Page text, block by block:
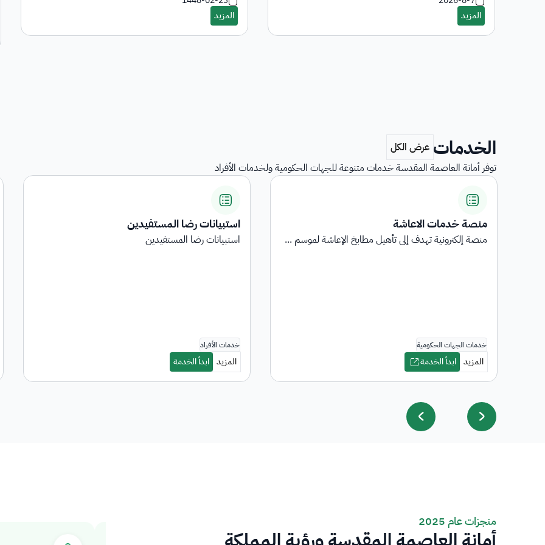
الخدمات
توفر أمانة العاصمة المقدسة خدمات متنوعة للجهات الحكومية ولخدمات الأفراد
إلى تأهيل مطابخ الإعاشة لموسم ... استبيانات رضا المستفيدين
هي خدمة عرض المنقولات
منجزات عام 2025